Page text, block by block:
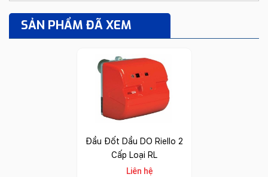
SẢN PHẨM ĐÃ XEM
Đầu Đốt Dầu DO Riello 2
Cấp Loại RL
Liên hệ